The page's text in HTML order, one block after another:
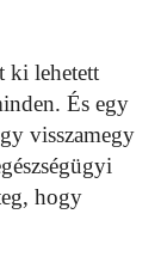
ki lehetett
És egy
visszamegy
hogy